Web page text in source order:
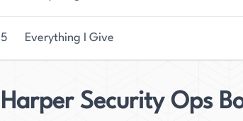
5 Everything I Give
Harper Security Ops